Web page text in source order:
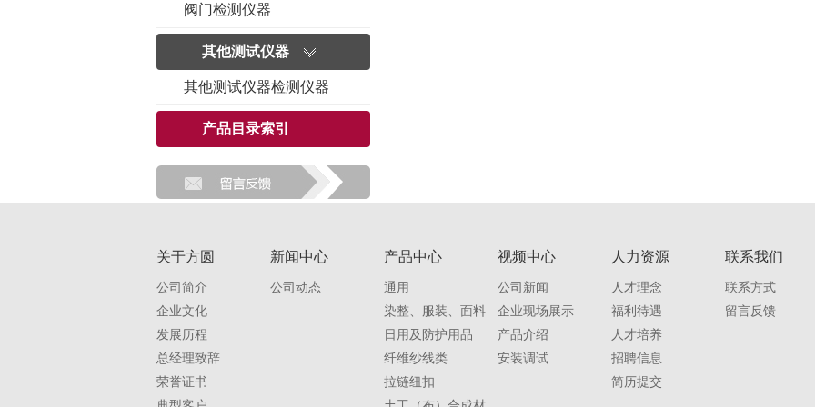
阀门检测仪器
其他测试仪器
其他测试仪器检测仪器
产品目录索引
关于方圆
公司简介
企业文化
发展历程
总经理致辞
荣誉证书
新闻中心
公司动态
产品中心
通用
染整、服装、面料
日用及防护用品
纤维纱线类
拉链纽扣
视频中心
公司新闻
企业现场展示
产品介绍
安装调试
人力资源
人才理念
福利待遇
人才培养
招聘信息
简历提交
联系我们
联系方式
留言反馈